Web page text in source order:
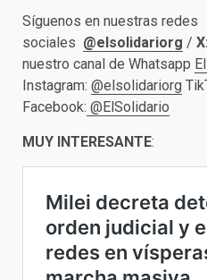
Síguenos en nuestras redes
sociales @elsolidariorg / X:
nuestro canal de Whatsapp
Instagram: @elsolidariorg
Facebook: @ElSolidario
MUY INTERESANTE: